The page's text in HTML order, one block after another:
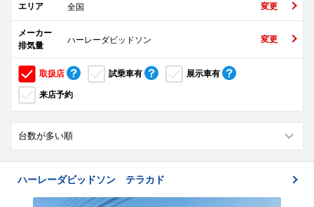
エリア 全国 変更
メーカー
排気量
ハーレーダビッドソン 変更
取扱店 試乗車有 展示車有
来店予約
ハーレーダビッドソン テラカド